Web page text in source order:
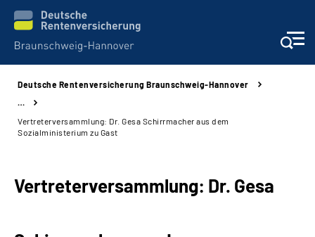
Beratung und Kontakt
Deutsche Rentenversicherung Braunschweig-Hannover
…
Vertreterversammlung: Dr. Gesa Schirrmacher aus dem
Sozialministerium zu Gast
Vertreterversammlung: Dr. Gesa